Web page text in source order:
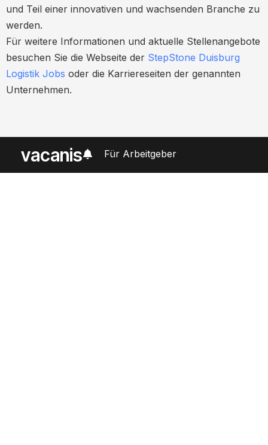
und Teil einer innovativen und wachsenden Branche zu
werden.
Für weitere Informationen und aktuelle Stellenangebote
besuchen Sie die Webseite der StepStone Duisburg
Logistik Jobs oder die Karriereseiten der genannten
Unternehmen.
vacanis Für Arbeitgeber